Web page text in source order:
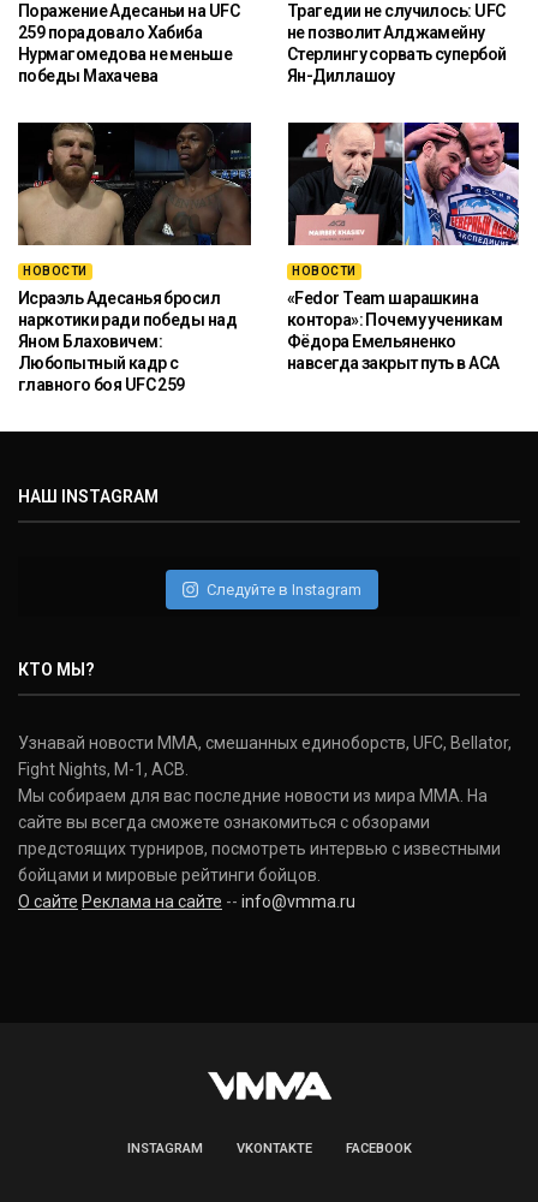
Поражение Адесаньи на UFC
259 порадовало Хабиба
Нурмагомедова не меньше
победы Махачева
Трагедии не случилось: UFC
не позволит Алджамейну
Стерлингу сорвать супербой
Ян-Диллашоу
НОВОСТИ
Исраэль Адесанья бросил
наркотики ради победы над
Яном Блаховичем:
Любопытный кадр с
главного боя UFC 259
НОВОСТИ
«Fedor Team шарашкина
контора»: Почему ученикам
Фёдора Емельяненко
навсегда закрыт путь в ACA
НАШ INSTAGRAM
Следуйте в Instagram
КТО МЫ?
Узнавай новости ММА, смешанных единоборств, UFC, Bellator,
Fight Nights, M-1, ACB.
Мы собираем для вас последние новости из мира ММА. На
сайте вы всегда сможете ознакомиться с обзорами
предстоящих турниров, посмотреть интервью с известными
бойцами и мировые рейтинги бойцов.
О сайте Реклама на сайте -- info@vmma.ru
INSTAGRAM VKONTAKTE FACEBOOK